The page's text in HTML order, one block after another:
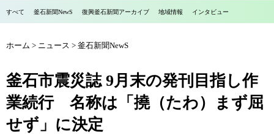
すべて 釜石新聞NewS 復興釜石新聞アーカイブ 地域情報 インタビュー
ホーム > ニュース > 釜石新聞NewS
釜石市震災誌 9月末の発刊目指し作
業続行 名称は「撓（たわ）まず屈
せず」に決定